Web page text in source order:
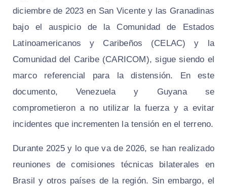
diciembre de 2023 en San Vicente y las Granadinas
bajo el auspicio de la Comunidad de Estados
Latinoamericanos y Caribeños (CELAC) y la
Comunidad del Caribe (CARICOM), sigue siendo el
marco referencial para la distensión. En este
documento, Venezuela y Guyana se
comprometieron a no utilizar la fuerza y a evitar
incidentes que incrementen la tensión en el terreno.
Durante 2025 y lo que va de 2026, se han realizado
reuniones de comisiones técnicas bilaterales en
Brasil y otros países de la región. Sin embargo, el